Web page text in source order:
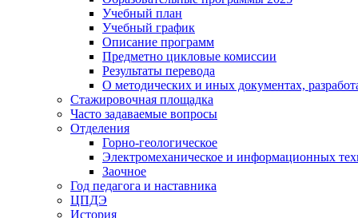
Учебный план
Учебный график
Описание программ
Предметно цикловые комиссии
Результаты перевода
О методических и иных документах,
Стажировочная площадка
Часто задаваемые вопросы
Отделения
Горно-геологическое
Электромеханическое и информационных
Заочное
Год педагога и наставника
ЦПДЭ
История